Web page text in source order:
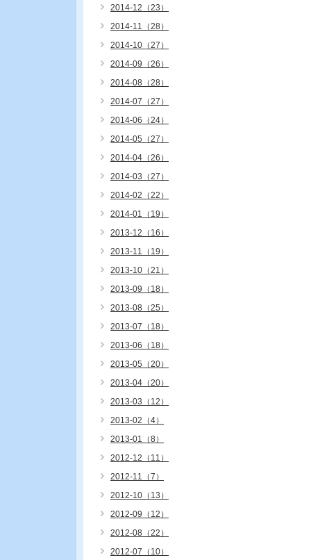
2014-12（23）
2014-11（28）
2014-10（27）
2014-09（26）
2014-08（28）
2014-07（27）
2014-06（24）
2014-05（27）
2014-04（26）
2014-03（27）
2014-02（22）
2014-01（19）
2013-12（16）
2013-11（19）
2013-10（21）
2013-09（18）
2013-08（25）
2013-07（18）
2013-06（18）
2013-05（20）
2013-04（20）
2013-03（12）
2013-02（4）
2013-01（8）
2012-12（11）
2012-11（7）
2012-10（13）
2012-09（12）
2012-08（22）
2012-07（10）